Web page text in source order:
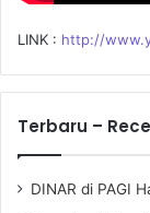
LINK : http://
Terbaru –
DINAR di PAGI